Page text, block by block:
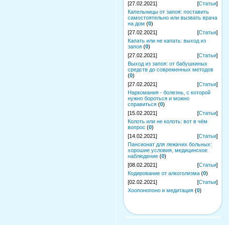
[27.02.2021]
[Статьи]
Капельницы от запоя: поставить
самостоятельно или вызвать врача
на дом (0)
[27.02.2021]
[Статьи]
Капать или не капать: выход из
запоя (0)
[27.02.2021]
[Статьи]
Выход из запоя: от бабушкиных
средств до современных методов
(0)
[27.02.2021]
[Статьи]
Наркомания - болезнь, с которой
нужно бороться и можно
справиться (0)
[15.02.2021]
[Статьи]
Колоть или не колоть: вот в чём
вопрос (0)
[14.02.2021]
[Статьи]
Пансионат для лежачих больных:
хорошие условия, медицинское
наблюдение (0)
[08.02.2021]
[Статьи]
Кодирование от алкоголизма (0)
[02.02.2021]
[Статьи]
Хоопонопоно и медитация (0)